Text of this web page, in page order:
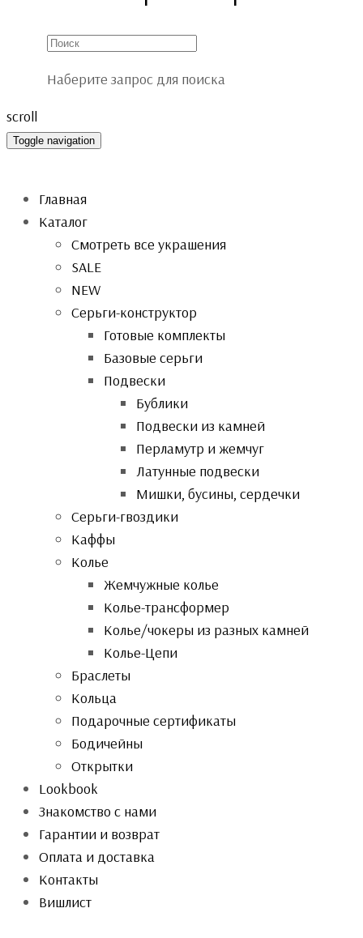
Наберите запрос для поиска
scroll
Toggle navigation
Главная
Каталог
Смотреть все украшения
SALE
NEW
Серьги-конструктор
Готовые комплекты
Базовые серьги
Подвески
Бублики
Подвески из камней
Перламутр и жемчуг
Латунные подвески
Мишки, бусины, сердечки
Серьги-гвоздики
Каффы
Колье
Жемчужные колье
Колье-трансформер
Колье/чокеры из разных камней
Колье-Цепи
Браслеты
Кольца
Подарочные сертификаты
Бодичейны
Открытки
Lookbook
Знакомство с нами
Гарантии и возврат
Оплата и доставка
Контакты
Вишлист